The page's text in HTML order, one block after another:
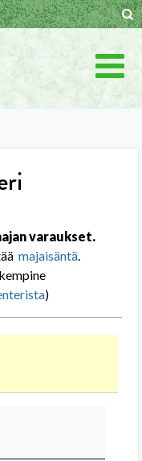
varaukset.
majaisäntä.
)